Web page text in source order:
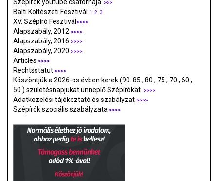
Szépírók youtube csatornája >>>
Balti Költészeti Fesztivál 1. 2. 3.
XV. Szépíró Fesztivál>>>>
Alapszabály, 2012 >>>>
Alapszabály, 2016 >>>>
Alapszabály, 2020 >>>>
Articles >>>>
Rechtsstatut >>>>
Köszöntjük a 2026-os évben kerek (90. 85., 80., 75., 70., 60.,
50.) születésnapjukat ünneplő Szépírókat
>>>>
Adatkezelési tájékoztató és szabályzat >>>>
Szépírók szociális szabályzata >>>>